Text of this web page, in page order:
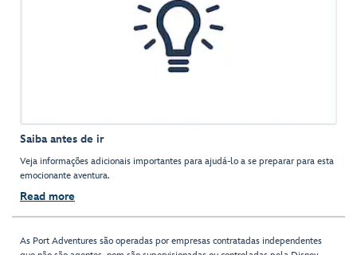
Saiba antes de ir
Veja informações adicionais importantes para ajudá-lo a se preparar para esta
emocionante aventura.
Read more
As Port Adventures são operadas por empresas contratadas independentes